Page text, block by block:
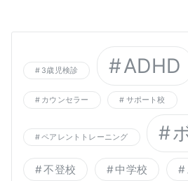
3歳児検診 ADHD
カウンセラー サポート校
ペアレントトレーニング
不登校 中学校